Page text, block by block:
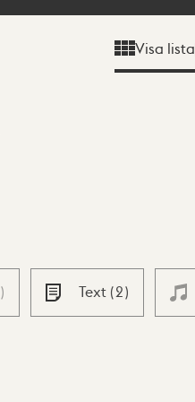
Visa lista
) Text (2)